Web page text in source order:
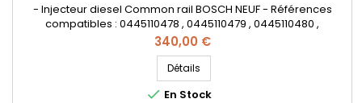
- Injecteur diesel Common rail BOSCH NEUF - Références
compatibles : 0445110478 , 0445110479 , 0445110480 ,
0445110595 , 0445110596 , 0445110617 , 0445110382 ,
0986435207 , 0986435244 , 13 53 7 810 702 , 13537810702
, 13537810703 , 13 53 7 810 703 , 13 53 8 572 474 , 4 739 997 , 13 53
8 576 298 , 13538572474 , 4739997 , 13538576298 - Pour BMW
2.0D ,...
Prix
340,00 €
Détails
 En Stock